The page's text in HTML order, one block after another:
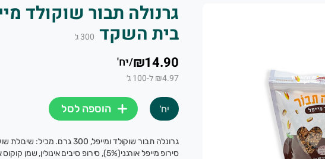
ופירות טריים עד הבית ו-5% הנחה קבועים בכל משלוח. ללא כפל מבצעים. לעוד פרטים על המנוי>>
בית השקד 300ג׳
₪14.90
/יח'
₪4.97 ל-100 ג׳
יח' הוספה לסל
סירופ מייפל אורגני(5%), סירופ סיבים אינולין, שמן קוקוס אורגני. 12% חלבון, טבעוני.